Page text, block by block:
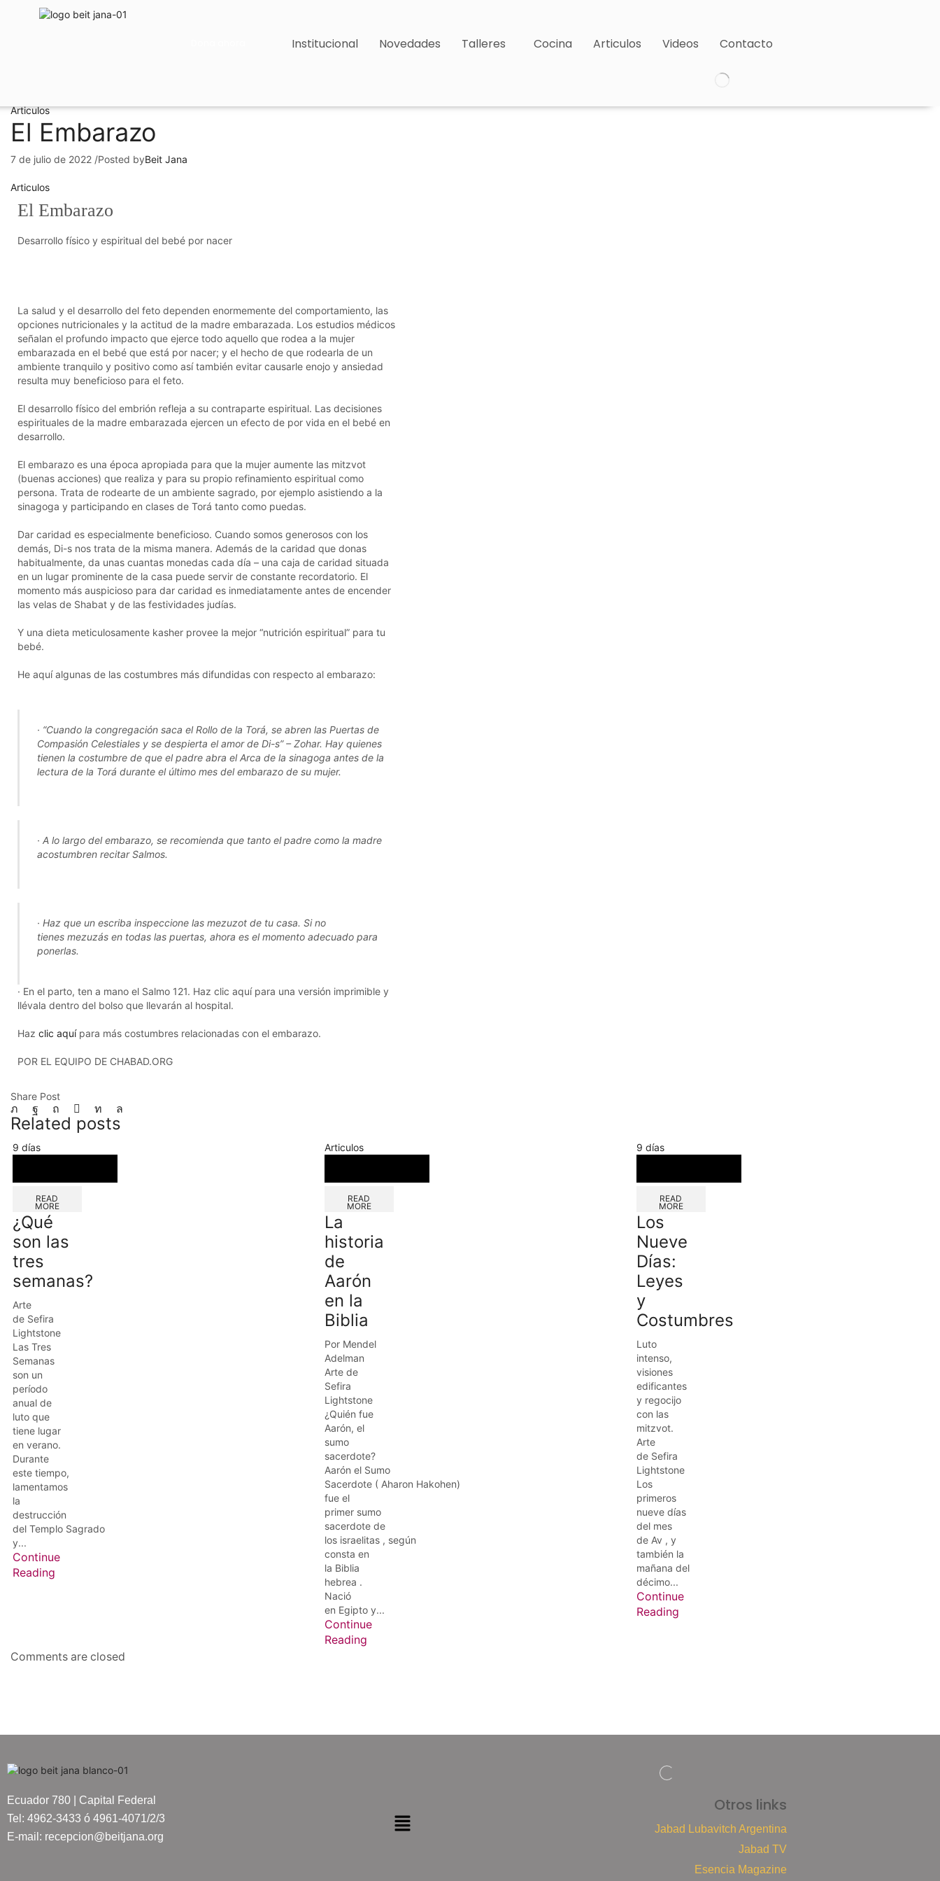
Institucional Novedades Talleres Cocina Articulos Videos Contacto
Articulos
El Embarazo
7 de julio de 2022 /Posted byBeit Jana
Articulos
El Embarazo
Desarrollo físico y espiritual del bebé por nacer
La salud y el desarrollo del feto dependen enormemente del comportamiento, las
opciones nutricionales y la actitud de la madre embarazada. Los estudios médicos
señalan el profundo impacto que ejerce todo aquello que rodea a la mujer
embarazada en el bebé que está por nacer; y el hecho de que rodearla de un
ambiente tranquilo y positivo como así también evitar causarle enojo y ansiedad
resulta muy beneficioso para el feto.
El desarrollo físico del embrión refleja a su contraparte espiritual. Las decisiones
espirituales de la madre embarazada ejercen un efecto de por vida en el bebé en
desarrollo.
El embarazo es una época apropiada para que la mujer aumente las mitzvot
(buenas acciones) que realiza y para su propio refinamiento espiritual como
persona. Trata de rodearte de un ambiente sagrado, por ejemplo asistiendo a la
sinagoga y participando en clases de Torá tanto como puedas.
Dar caridad es especialmente beneficioso. Cuando somos generosos con los
demás, Di-s nos trata de la misma manera. Además de la caridad que donas
habitualmente, da unas cuantas monedas cada día – una caja de caridad situada
en un lugar prominente de la casa puede servir de constante recordatorio. El
momento más auspicioso para dar caridad es inmediatamente antes de encender
las velas de Shabat y de las festividades judías.
Y una dieta meticulosamente kasher provee la mejor “nutrición espiritual” para tu
bebé.
He aquí algunas de las costumbres más difundidas con respecto al embarazo:
· “Cuando la congregación saca el Rollo de la Torá, se abren las Puertas de
Compasión Celestiales y se despierta el amor de Di-s” –Zohar. Hay quienes
tienen la costumbre de que el padre abra el Arca de la sinagoga antes de la
lectura de la Torá durante el último mes del embarazo de su mujer.
· A lo largo del embarazo, se recomienda que tanto el padre como la madre
acostumbren recitar Salmos.
· Haz que un escriba inspeccione lasmezuzot de tu casa. Si no
tienesmezuzás en todas las puertas, ahora es el momento adecuado para
ponerlas.
· En el parto, ten a mano el Salmo 121. Haz clic aquí para una versión imprimible y
llévala dentro del bolso que llevarán al hospital.
Haz clic aquípara más costumbres relacionadas con el embarazo.
POR EL EQUIPO DE CHABAD.ORG
Share Post
Related posts
9 días
READ
MORE
¿Qué
son las
tres
semanas?
Arte
de Sefira
Lightstone
Las Tres
Semanas
son un
período
anual de
luto que
tiene lugar
en verano.
Durante
este tiempo,
lamentamos
la
destrucción
del Templo Sagrado
y...
Continue
Reading
Articulos
READ
MORE
La
historia
de
Aarón
en la
Biblia
Por Mendel
Adelman
Arte de
Sefira
Lightstone
¿Quién fue
Aarón, el
sumo
sacerdote?
Aarón el Sumo
Sacerdote ( Aharon Hakohen)
fue el
primer sumo
sacerdote de
los israelitas , según
consta en
la Biblia
hebrea .
Nació
en Egipto y...
Continue
Reading
9 días
READ
MORE
Los
Nueve
Días:
Leyes
y
Costumbres
Luto
intenso,
visiones
edificantes
y regocijo
con las
mitzvot.
Arte
de Sefira
Lightstone
Los
primeros
nueve días
del mes
de Av , y
también la
mañana del
décimo...
Continue
Reading
Comments are closed
Ecuador 780 | Capital Federal
Tel: 4962-3433 ó 4961-4071/2/3
E-mail: recepcion@beitjana.org
Otros links
Jabad Lubavitch Argentina
Jabad TV
Esencia Magazine